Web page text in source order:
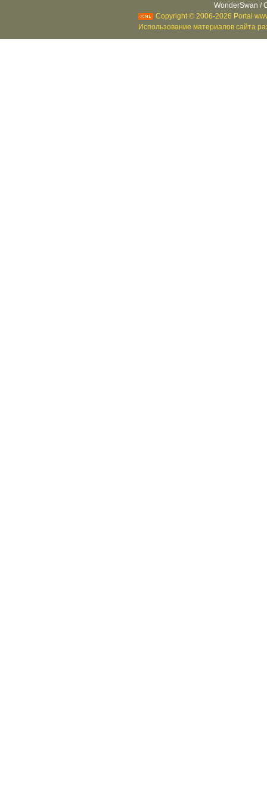
WonderSwan /
Copyright © 2006-2026 Portal
Использование материалов сайта